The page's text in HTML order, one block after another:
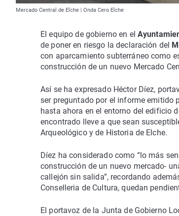
Mercado Central de Elche | Onda Cero Elche
El equipo de gobierno en el
de poner en riesgo la declaración del
con aparcamiento subterráneo como
construcción de un nuevo Mercado
Así se ha expresado Héctor Díez,
ser preguntado por el informe emitido
hasta ahora en el entorno del edificio
encontrado lleve a que sean
Arqueológico y de Historia de Elche.
Díez ha considerado como “lo más
construcción de un nuevo mercado-
callejón sin salida”, recordando
Conselleria de Cultura, quedan
El portavoz de la Junta de Gobierno